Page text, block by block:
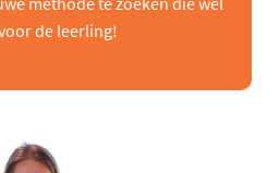
de leerling!